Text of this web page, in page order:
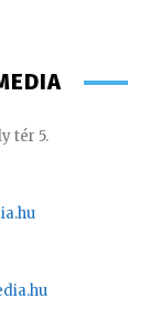
tér 5.